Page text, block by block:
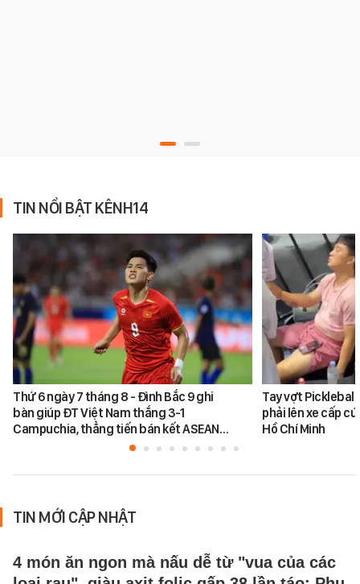
TIN NỔI BẬT KÊNH14
Thứ 6 ngày 7 tháng 8 - Đình Bắc 9 ghi
bàn giúp ĐT Việt Nam thắng 3-1
Campuchia, thẳng tiến bán kết ASEAN…
Tay vợt
phải lên xe cấp
Hồ Chí Minh
TIN MỚI CẬP NHẬT
4 món ăn ngon mà nấu dễ từ "vua của các